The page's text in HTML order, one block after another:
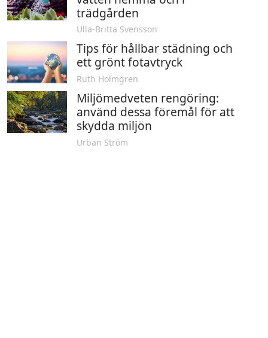
trädgården
Ulla-Britta Svensson
Tips för hållbar städning och
ett grönt fotavtryck
Ruth Holmgren
Miljömedveten rengöring:
använd dessa föremål för att
skydda miljön
Urban Ström